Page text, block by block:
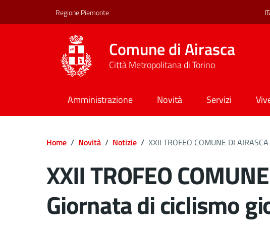
Regione Piemonte
Comune di Airasca
Città Metropolitana di Torino
Amministrazione Novità Servizi
Home / Novità / Notizie / XXII TROFEO COMUNE DI
XXII TROFEO
Giornata di ciclismo